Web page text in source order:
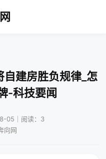
建房胜负规律_怎
-科技要闻
05｜阅读：3
向网